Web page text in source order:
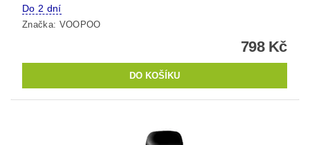
Do 2 dní
Značka: VOOPOO
798 Kč